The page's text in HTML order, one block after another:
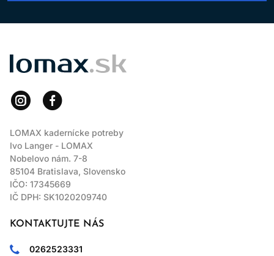
LOMAX
LOMAX kadernícke potreby
Ivo Langer - LOMAX
Nobelovo nám. 7-8
85104 Bratislava, Slovensko
IČO: 17345669
IČ DPH: SK1020209740
KONTAKTUJTE NÁS
0262523331